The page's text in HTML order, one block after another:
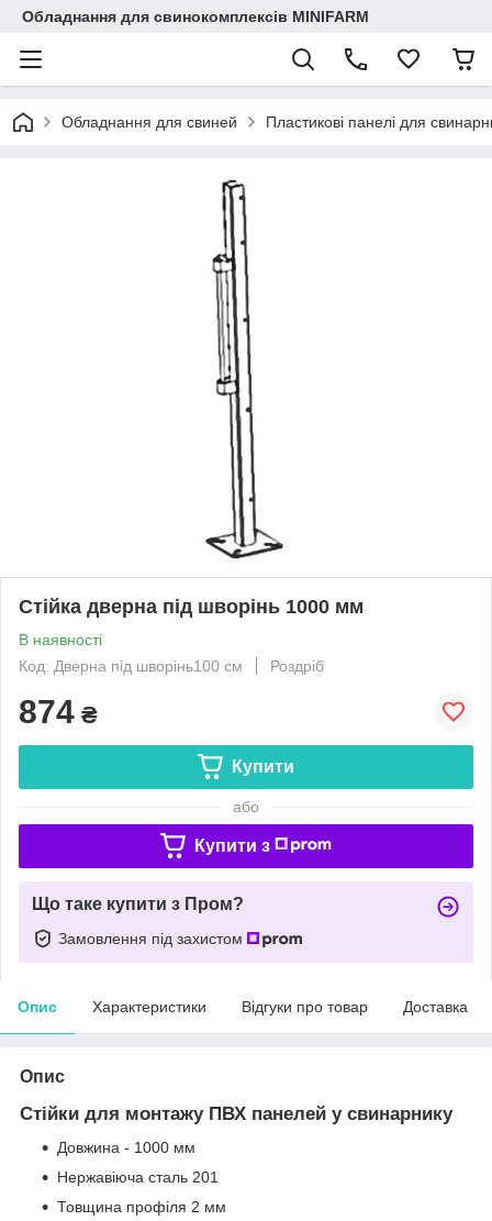
Обладнання для свинокомплексів MINIFARM
Обладнання для свиней Пластикові панелі для
Стійка дверна під шворінь 1000 мм
В наявності
Код: Дверна під шворінь100 см
Роздріб
874 ₴
Купити
або
Купити з
Що таке купити з Пром?
Замовлення під захистом
Опис Характеристики Відгуки про товар Доставка
Опис
Стійки для монтажу ПВХ панелей у свинарнику
Довжина - 1000 мм
Нержавіюча сталь 201
Товщина профіля 2 мм